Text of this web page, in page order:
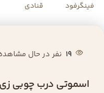
فینگرفود قنادی
19 نفر در حال
اسموتی درب چوبی زی